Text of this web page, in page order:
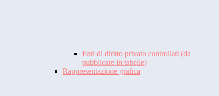
Enti di diritto privato controllati (da
pubblicare in tabelle)
Rappresentazione grafica